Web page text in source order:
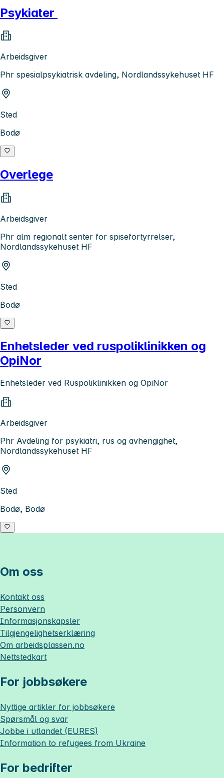
Psykiater
Arbeidsgiver
Phr spesialpsykiatrisk avdeling, Nordlandssykehuset HF
Sted
Bodø
Overlege
Arbeidsgiver
Phr alm regionalt senter for spisefortyrrelser,
Nordlandssykehuset HF
Sted
Bodø
Enhetsleder ved ruspoliklinikken og
OpiNor
Enhetsleder ved Ruspoliklinikken og OpiNor
Arbeidsgiver
Phr Avdeling for psykiatri, rus og avhengighet,
Nordlandssykehuset HF
Sted
Bodø, Bodø
Om oss
Kontakt oss
Personvern
Informasjonskapsler
Tilgjengelighetserklæring
Om arbeidsplassen.no
Nettstedkart
For jobbsøkere
Nyttige artikler for jobbsøkere
Spørsmål og svar
Jobbe i utlandet (EURES)
Information to refugees from Ukraine
For bedrifter